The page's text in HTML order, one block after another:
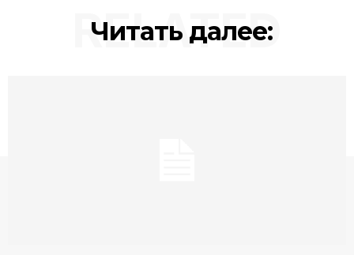
Читать далее:
RELATED